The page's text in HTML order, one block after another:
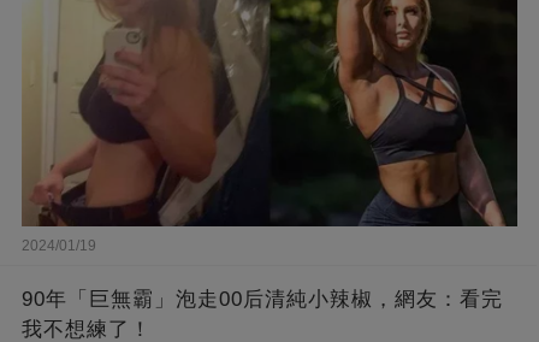
2024/01/19
90年「巨無霸」泡走00后清純小辣椒，網友：看完
我不想練了！